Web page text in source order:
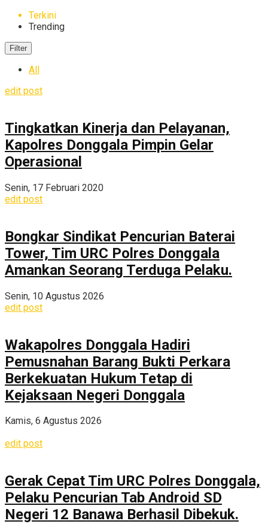
Terkini
Trending
Filter
All
edit post
Tingkatkan Kinerja dan Pelayanan,
Kapolres Donggala Pimpin Gelar
Operasional
Senin, 17 Februari 2020
edit post
Bongkar Sindikat Pencurian Baterai
Tower, Tim URC Polres Donggala
Amankan Seorang Terduga Pelaku.
Senin, 10 Agustus 2026
edit post
Wakapolres Donggala Hadiri
Pemusnahan Barang Bukti Perkara
Berkekuatan Hukum Tetap di
Kejaksaan Negeri Donggala
Kamis, 6 Agustus 2026
edit post
Gerak Cepat Tim URC Polres Donggala,
Pelaku Pencurian Tab Android SD
Negeri 12 Banawa Berhasil Dibekuk.